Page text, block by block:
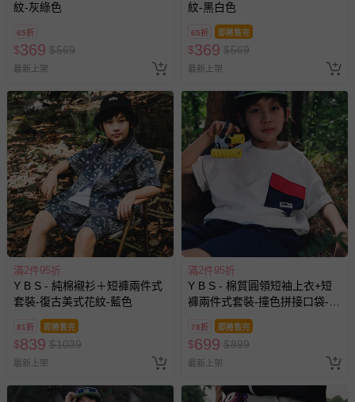
紋-灰綠色
65折
$369 $569
最新上架
紋-黑白色
65折 即將售完
$369 $569
最新上架
滿2件95折
Y B S - 純棉襯衫＋短褲兩件式
套裝-復古美式花紋-藍色
81折 即將售完
$839 $1039
最新上架
滿2件95折
Y B S - 棉質圓領短袖上衣+短
褲兩件式套裝-撞色拼接口袋-白
78折 即將售完
$699 $899
最新上架